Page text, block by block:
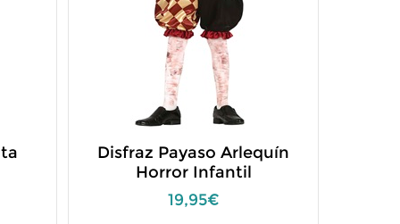
Disfraz Payaso Arlequín
Horror Infantil
19,95€